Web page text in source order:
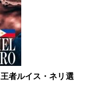
者ルイス・ネリ選